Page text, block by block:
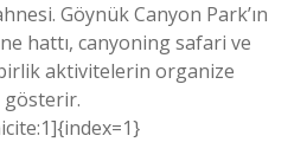
Göynük Canyon Park’ın
hattı, canyoning safari ve
aktivitelerin organize
gösterir.